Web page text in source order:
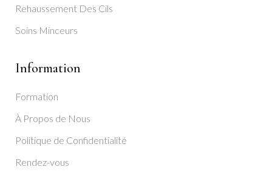
Rehaussement Des Cils
Soins Minceurs
Information
Formation
À Propos de Nous
Politique de Confidentialité
Rendez-vous